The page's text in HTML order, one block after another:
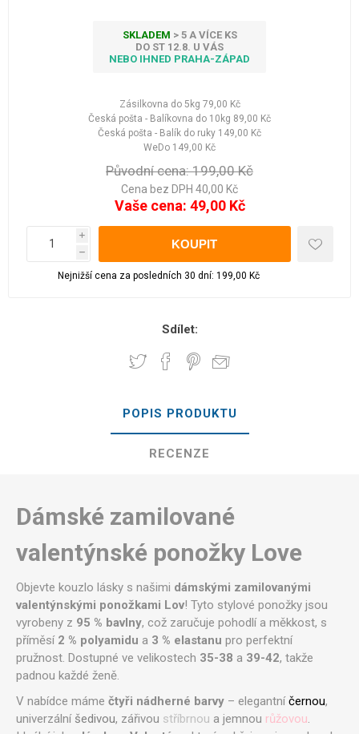
SKLADEM > 5 A VÍCE KS
DO ST 12.8. U VÁS
NEBO IHNED PRAHA-ZÁPAD
Zásilkovna do 5kg 79,00 Kč
Česká pošta - Balíkovna do 10kg 89,00 Kč
Česká pošta - Balík do ruky 149,00 Kč
WeDo 149,00 Kč
Původní cena: 199,00 Kč
Cena bez DPH 40,00 Kč
Vaše cena: 49,00 Kč
i
h
Nejnižší cena za posledních 30 dní: 199,00 Kč
Sdílet:
POPIS PRODUKTU
RECENZE
Dámské zamilované
valentýnské ponožky Love
Objevte kouzlo lásky s našimi dámskými zamilovanými
valentýnskými ponožkami Lov! Tyto stylové ponožky jsou
vyrobeny z 95 % bavlny, což zaručuje pohodlí a měkkost, s
příměsí 2 % polyamidu a 3 % elastanu pro perfektní
pružnost. Dostupné ve velikostech 35-38 a 39-42, takže
padnou každé ženě.
V nabídce máme čtyři nádherné barvy – elegantníčernou,
univerzální šedivou, zářivou stříbrnou a jemnou růžovou.